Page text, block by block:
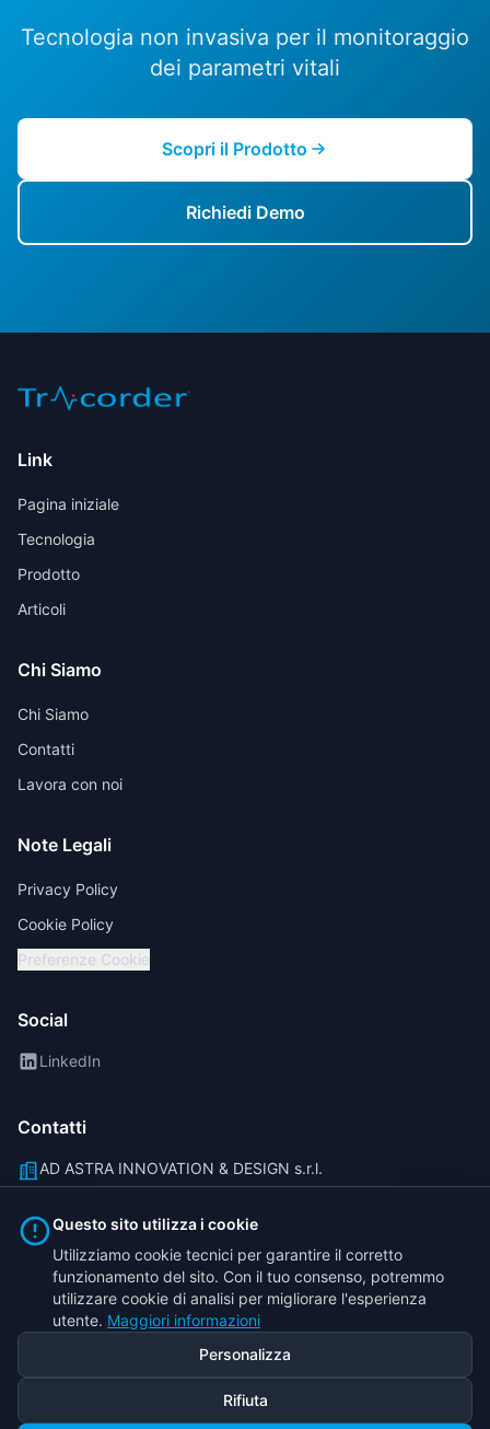
Tecnologia non invasiva per il monitoraggio
dei parametri vitali
Scopri il Prodotto
Richiedi Demo
Link
Pagina iniziale
Tecnologia
Prodotto
Articoli
Chi Siamo
Chi Siamo
Contatti
Lavora con noi
Note Legali
Privacy Policy
Cookie Policy
Preferenze Cookie
Social
LinkedIn
Contatti
AD ASTRA INNOVATION & DESIGN s.r.l.
info@traicorder.it
(+39) 011 40 81 777
P.IVA: 01213580317
Questo sito utilizza i cookie
Utilizziamo cookie tecnici per garantire il corretto
funzionamento del sito. Con il tuo consenso, potremmo
utilizzare cookie di analisi per migliorare l'esperienza
utente. Maggiori informazioni
Personalizza
Rifiuta